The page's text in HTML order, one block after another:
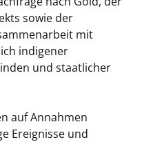
sowie der
mit
indigener
und staatlicher
auf Annahmen
Ereignisse und